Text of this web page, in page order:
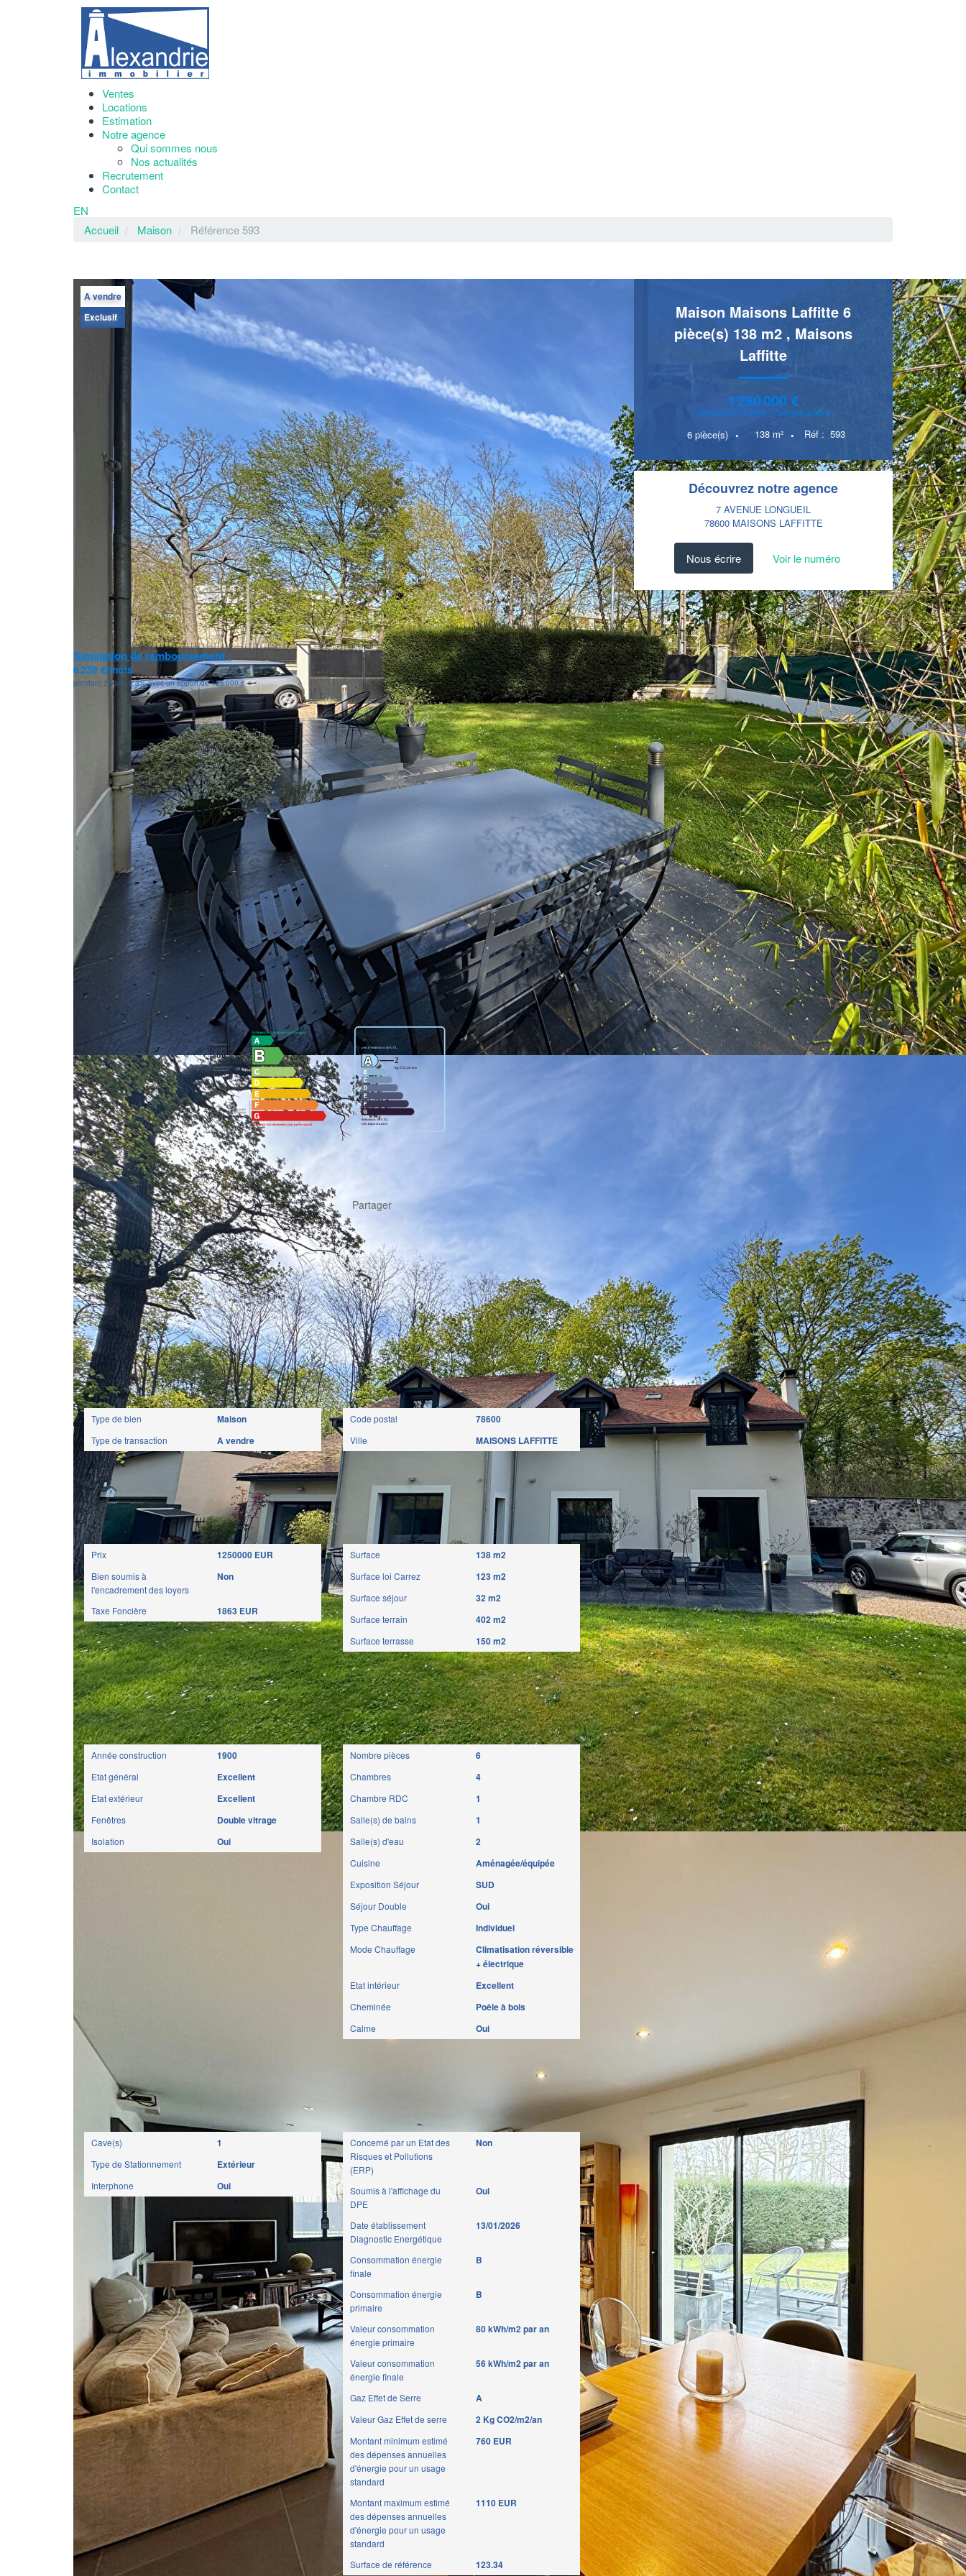
Ventes
Locations
Estimation
Notre agence
Qui sommes nous
Nos actualités
Recrutement
Contact
EN
Accueil
Maison Référence 593
A vendre
Exclusif
Simulation de remboursement :
6 239 €/mois
pendant 20 ans à 3% avec un apport de 125 000 €
Description
Parc de Maisons-Laffitte
A 15 minutes du centre ville, dans un secteur recherché du Parc pour son calme et son environnement.
Maison en parfait état général de 138 m² au sol, face à une réserve boisée.
Elle propose au rez-de chaussée : un salon séjour double avec poêle à bois et ouvrant sur une grande terrasse
exposée sud puis jardin, une cuisine aménagée et équipée avec un ilot central, une chambre avec salle de bains et
douche privative, et WC séparés.
A l'étage: trois chambres dont une avec salle d'eau privative et dressing, une salle d'eau commune pour les deux
autres chambres enfants, et WC séparés.
Une cave partielle complète cette magnifique maison rénovée avec goût.
** €1 250 000honoraires inclus | €1 202 000 hors honoraires |Honoraires : 3.99% TTC à la charge de l'acquéreur
Diagnostics énergétiques
Montant estimé des dépenses annuelles d'énergie pour un usage standard entre 760€ et 1110€. indexées aux
années 2021,2022 et 2023 (abonnement compris).
Imprimer Partager
Nos honoraires
Caractéristiques détaillées
Général
Type de bien Maison
Type de transaction A vendre
Localisation
Code postal 78600
Ville MAISONS LAFFITTE
Aspects financiers
Prix 1250000 EUR
Bien soumis à
l'encadrement des loyers
Non
Taxe Foncière 1863 EUR
Surfaces
Surface 138 m2
Surface loi Carrez 123 m2
Surface séjour 32 m2
Surface terrain 402 m2
Surface terrasse 150 m2
Extérieur
Année construction 1900
Etat général Excellent
Etat extérieur Excellent
Fenêtres Double vitrage
Isolation Oui
Intérieur
Nombre pièces 6
Chambres 4
Chambre RDC 1
Salle(s) de bains 1
Salle(s) d'eau 2
Cuisine Aménagée/équipée
Exposition Séjour SUD
Séjour Double Oui
Type Chauffage Individuel
Mode Chauffage
Climatisation réversible
+ électrique
Etat intérieur Excellent
Cheminée Poêle à bois
Calme Oui
Autres
Cave(s) 1
Type de Stationnement Extérieur
Interphone Oui
Concerné par un Etat des
Risques et Pollutions
(ERP)
Non
Soumis à l'affichage du
DPE
Oui
Date établissement
Diagnostic Energétique
13/01/2026
Consommation énergie
finale
B
Consommation énergie
primaire
B
Valeur consommation
énergie primaire
80 kWh/m2 par an
Valeur consommation
énergie finale
56 kWh/m2 par an
Gaz Effet de Serre A
Valeur Gaz Effet de serre 2 Kg CO2/m2/an
Montant minimum estimé
des dépenses annuelles
d'énergie pour un usage
standard
760 EUR
Montant maximum estimé
des dépenses annuelles
d'énergie pour un usage
standard
1110 EUR
Surface de référence 123.34
Maison Maisons Laffitte 6
pièce(s) 138 m2 , Maisons
Laffitte
1 250 000 €
product.price.fees_charges.teaser
6 pièce(s) 138 m² Réf : 593
Découvrez notre agence
7 AVENUE LONGUEIL
78600 MAISONS LAFFITTE
Nous écrire Voir le numéro